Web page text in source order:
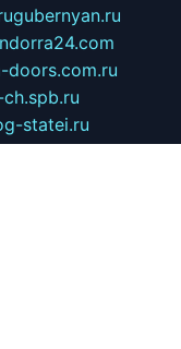
gubernyan.ru
doors.com.ru
statei.ru